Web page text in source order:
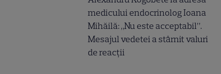
medicului endocrinolog Ioana
Mihăilă: „Nu este acceptabil”.
Mesajul vedetei a stârnit valuri
de reacții